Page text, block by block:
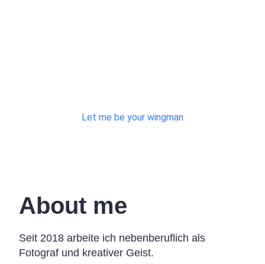
Let me be your wingman
About me
Seit 2018 arbeite ich nebenberuflich als
Fotograf und kreativer Geist.